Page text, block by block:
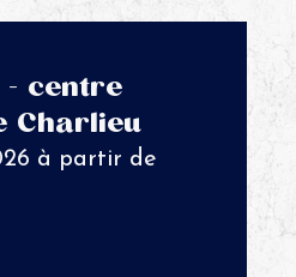
- centre
Charlieu
à partir de